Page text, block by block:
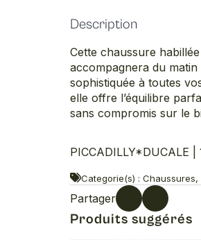
Description
Cette chaussure
accompagnera du
sophistiquée à toutes
elle offre l’équilibre
sans compromis sur le
PICCADILLY*DUCALE |
Categorie(s) : Chaussures,
Partager
Produits suggérés